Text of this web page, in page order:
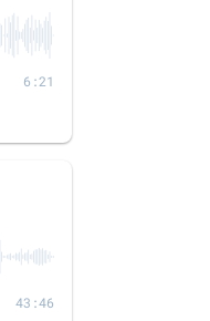
6:21
43:46